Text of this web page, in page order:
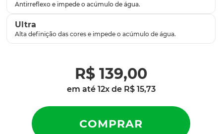
Ultra
R$ 139,00
em até 12x de R$ 15,73